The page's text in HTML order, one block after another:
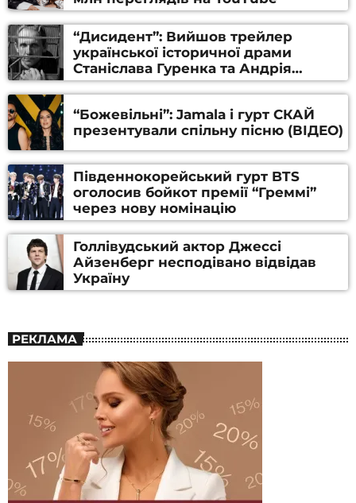
“Дисидент”: Вийшов трейлер
української історичної драми
Станіслава Гуренка та Андрія
Алфьорова (ВІДЕО)
“Божевільні”: Jamala і гурт СКАЙ
презентували спільну пісню (ВІДЕО)
Південнокорейський гурт BTS
оголосив бойкот премії “Греммі”
через нову номінацію
Голлівудський актор Джессі
Айзенберг несподівано відвідав
Україну
РЕКЛАМА